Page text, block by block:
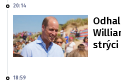
20:14
strýci
18:59